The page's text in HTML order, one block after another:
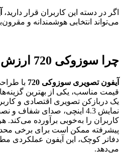
اگر در دسته این کاربران قرار دارید،
می‌تواند انتخابی هوشمندانه و
چرا سوزوکی 720 ارزش خرید دارد؟
آیفون تصویری سوزوکی 720
با
قیمت مناسب، یکی از بهترین
یک دربازکن تصویری اقتصادی و
نمایش 4.3 اینچی، صدای شفاف
کاربران را به‌خوبی برآورده می‌کند.
پیشرفته ممکن است برای برخی
دفاتر کوچک، این آیفون عملکردی
می‌دهد.